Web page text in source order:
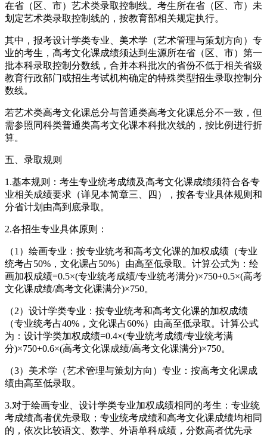
在省（区、市）艺术类录取控制线。考生所在省（区、市）未
划定艺术类录取控制线的，按教育部相关规定执行。
其中，报考设计学类专业、美术学（艺术管理与策划方向）专
业的考生，高考文化课成绩须达到生源所在省（区、市）第一
批本科录取控制分数线，合并本科批次的省份不低于相关省级
教育行政部门或招生考试机构确定的特殊类型招生录取控制分
数线。
若艺术类高考文化课总分与普通类高考文化课总分不一致，但
需参照同科类普通类高考文化课本科批次线的，按比例进行折
算。
五、录取规则
1.基本规则：考生专业统考成绩及高考文化课成绩须符合各专
业相关成绩要求（详见本简章三、四），按各专业具体规则和
分省计划由高到底录取。
2.各招生专业具体原则：
（1）绘画专业：按专业统考和高考文化课的加权成绩（专业
统考占50%，文化课占50%）由高至低录取。计算公式为：绘
画加权成绩=0.5×(专业统考成绩/专业统考满分)×750+0.5×(高考
文化课成绩/高考文化课满分)×750。
（2）设计学类专业：按专业统考和高考文化课的加权成绩
（专业统考占40%，文化课占60%）由高至低录取。计算公式
为：设计学类加权成绩=0.4×(专业统考成绩/专业统考满
分)×750+0.6×(高考文化课成绩/高考文化课满分)×750。
（3）美术学（艺术管理与策划方向）专业：按高考文化课成
绩由高至低录取。
3.对于绘画专业、设计学类专业加权成绩相同的考生：专业统
考成绩高者优先录取；专业统考成绩和高考文化课成绩均相同
的，依次比较语文、数学、外语单科成绩，分数高者优先录